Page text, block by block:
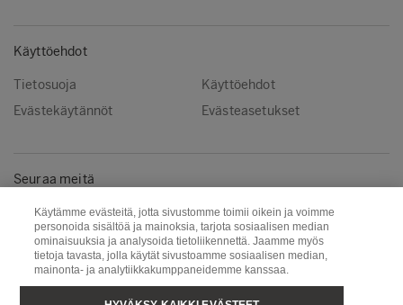
Käyttöehdot
Tietosuoja
Käyttöehdot
Evästekäytännöt
Evästeasetukset
Seuraa meitä
Instagram
LinkedIn
YouTube
Käytämme evästeitä, jotta sivustomme toimii oikein ja voimme
personoida sisältöä ja mainoksia, tarjota sosiaalisen median
ominaisuuksia ja analysoida tietoliikennettä. Jaamme myös
tietoja tavasta, jolla käytät sivustoamme sosiaalisen median,
mainonta- ja analytiikkakumppaneidemme kanssaa.